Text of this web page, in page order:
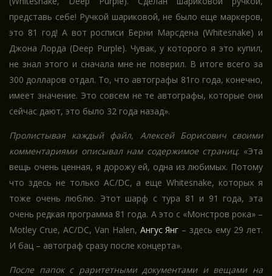
представь себе! Ручкой шариковой, не было еще маркеров,
это 81 год! А вот росписи Берни Марсдена (Whitesnake) и
Джона Лорда (Deep Purple). Чувак, у которого я это купил,
не знал этого и сначала мне не поверил. В итоге всего за
300 долларов отдал. То, что автографы 81го года, конечно,
имеет значение. Это совсем не те автографы, которые они
сейчас дают, это было 32 года назад».
Пролистывая каждый файл, Алексей Борисович своими
комментариями описывал нам содержимое страниц: «Эта
вещь очень ценная, я дорожу ей, одна из любимых. Потому
что здесь не только AC/DC, а еще Whitesnake, которых я
тоже очень люблю. Этот шарф с тура 81 и 91 года, эта
очень редкая программа 81 года. А это с «Монстров рока» –
Motley Crue, AC/DC, Van Halen, Ангус Янг – здесь ему 29 лет.
И бац – автограф сразу после концерта».
После папок с раритетными документами и вещами на